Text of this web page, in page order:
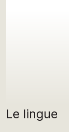
Le lingue